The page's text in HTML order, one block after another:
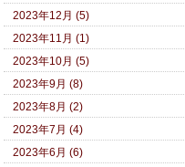
2023年12月 (5)
2023年11月 (1)
2023年10月 (5)
2023年9月 (8)
2023年8月 (2)
2023年7月 (4)
2023年6月 (6)